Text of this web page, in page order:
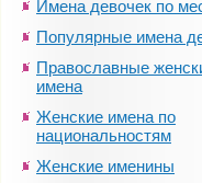
Имена девочек по
Популярные имена
Православные
имена
Женские имена по
национальностям
Женские именины